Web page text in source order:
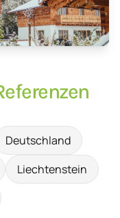
Deutschland
Liechtenstein